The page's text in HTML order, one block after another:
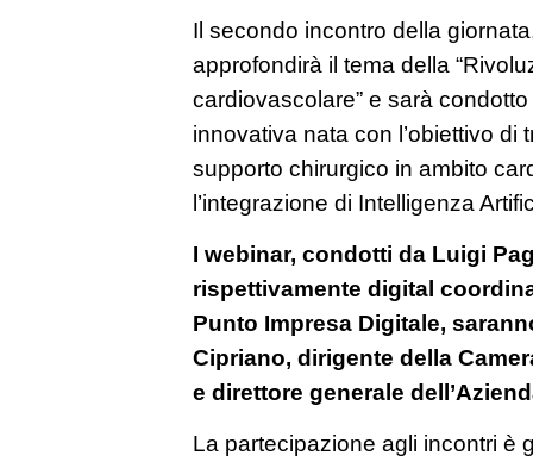
Il secondo incontro della
approfondirà il tema della
cardiovascolare” e sarà
innovativa nata con l’obiettivo di
supporto chirurgico in ambito
l’integrazione di Intelligenza
I webinar, condotti da Luigi
rispettivamente digital
Punto Impresa Digitale,
Cipriano, dirigente della
e direttore generale
La partecipazione agli incontri è